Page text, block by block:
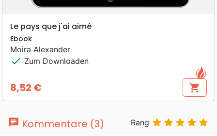
Le pays que j'ai aimé
Ebook
Moira Alexander
check Zum Downloaden
Preis
8,52 € shopping_cart
chat Kommentare (3) Rang     